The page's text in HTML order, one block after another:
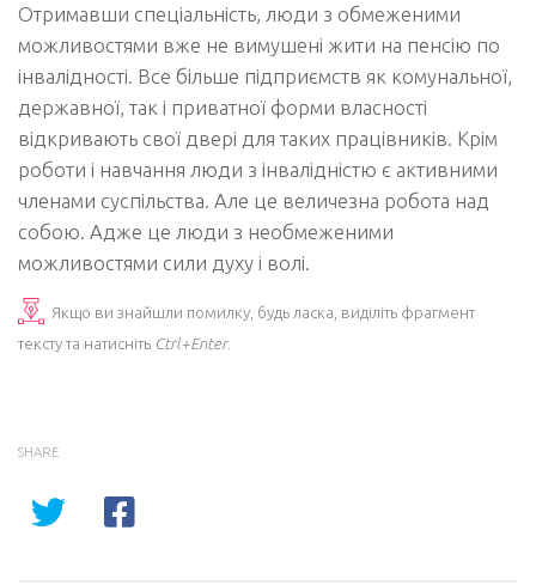
Отримавши спеціальність, люди з обмеженими
можливостями вже не вимушені жити на пенсію по
інвалідності. Все більше підприємств як комунальної,
державної, так і приватної форми власності
відкривають свої двері для таких працівників. Крім
роботи і навчання люди з інвалідністю є активними
членами суспільства. Але це величезна робота над
собою. Адже це люди з необмеженими
можливостями сили духу і волі.
Якщо ви знайшли помилку, будь ласка, виділіть фрагмент
тексту та натисніть Ctrl+Enter.
SHARE